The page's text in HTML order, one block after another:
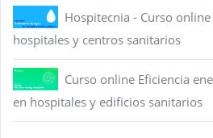
Hospitecnia - Curso
hospitales y centros sanitarios
Curso online Eficiencia
en hospitales y edificios sanitarios